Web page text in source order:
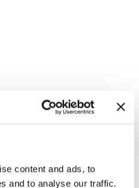
content and ads, to
and to analyse our traffic.